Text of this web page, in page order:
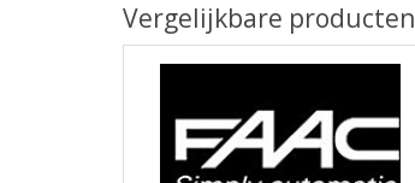
Vergelijkbare producten